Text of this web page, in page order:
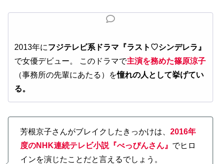
2013年にフジテレビ系ドラマ『ラスト♡シンデレラ』
で女優デビュー。 このドラマで主演を務めた篠原涼子
（事務所の先輩にあたる）を憧れの人として挙げてい
る。
​芳根京子さんがブレイクしたきっかけは、 2016年
度のNHK連続テレビ小説『べっぴんさん』 でヒロ
インを演じたことだと言えるでしょう。